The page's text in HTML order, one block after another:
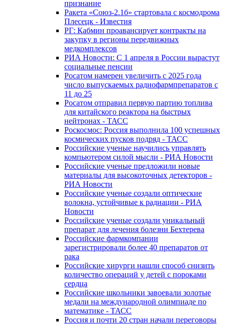
признание
Ракета «Союз-2.1б» стартовала с космодрома
Плесецк - Известия
РГ: Кабмин проавансирует контракты на
закупку в регионы передвижных
медкомплексов
РИА Новости: С 1 апреля в России вырастут
социальные пенсии
Росатом намерен увеличить с 2025 года
число выпускаемых радиофармпрепаратов с
11 до 25
Росатом отправил первую партию топлива
для китайского реактора на быстрых
нейтронах - ТАСС
Роскосмос: Россия выполнила 100 успешных
космических пусков подряд - ТАСС
Российские ученые научились управлять
компьютером силой мысли - РИА Новости
Российские ученые предложили новые
материалы для высокоточных детекторов -
РИА Новости
Российские ученые создали оптические
волокна, устойчивые к радиации - РИА
Новости
Российские ученые создали уникальный
препарат для лечения болезни Бехтерева
Российские фармкомпании
зарегистрировали более 40 препаратов от
рака
Российские хирурги нашли способ снизить
количество операций у детей с пороками
сердца
Российские школьники завоевали золотые
медали на международной олимпиаде по
математике - ТАСС
Россия и почти 20 стран начали переговоры